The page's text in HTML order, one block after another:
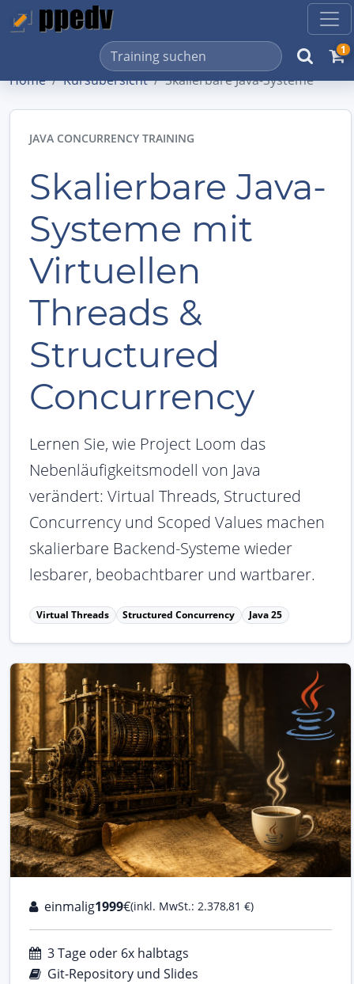
1
Home Kursübersicht Skalierbare Java-Systeme
JAVA CONCURRENCY TRAINING
Skalierbare Java-
Systeme mit
Virtuellen
Threads &
Structured
Concurrency
Lernen Sie, wie Project Loom das
Nebenläufigkeitsmodell von Java
verändert: Virtual Threads, Structured
Concurrency und Scoped Values machen
skalierbare Backend-Systeme wieder
lesbarer, beobachtbarer und wartbarer.
Virtual Threads Structured Concurrency Java 25
einmalig1999€(inkl. MwSt.: 2.378,81 €)
3 Tage oder 6x halbtags
Git-Repository und Slides